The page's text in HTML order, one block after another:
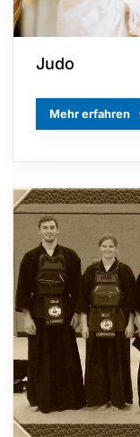
Judo
Mehr erfahren